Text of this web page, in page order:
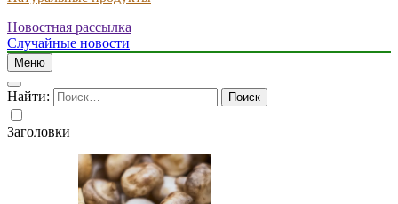
Новостная рассылка
Случайные новости
Меню
Найти:
Заголовки